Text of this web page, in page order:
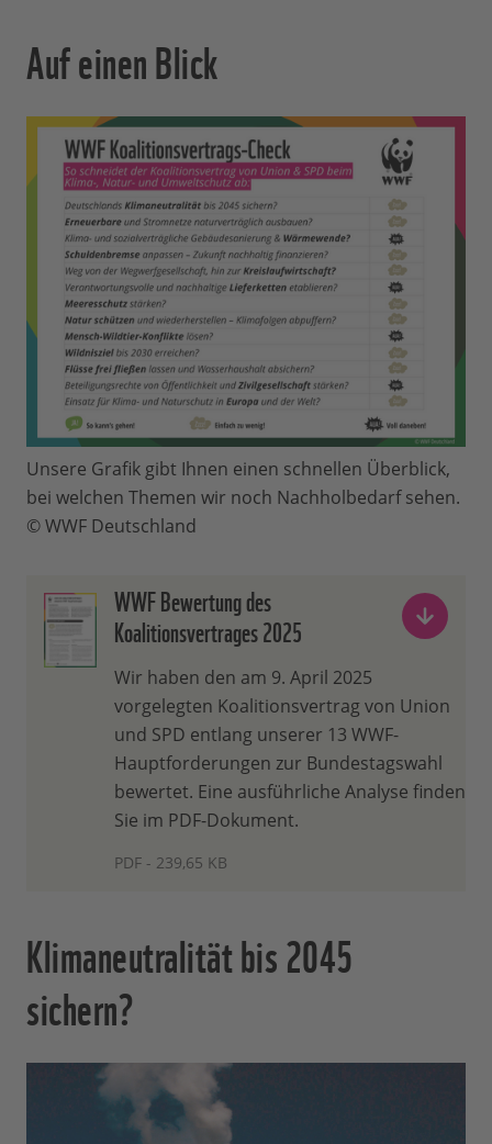
Auf einen Blick
Unsere Grafik gibt Ihnen einen schnellen Überblick,
bei welchen Themen wir noch Nachholbedarf sehen.
© WWF Deutschland
WWF Bewertung des
Koalitionsvertrages 2025
Wir haben den am 9. April 2025
vorgelegten Koalitionsvertrag von Union
und SPD entlang unserer 13 WWF-
Hauptforderungen zur Bundestagswahl
bewertet. Eine ausführliche Analyse finden
Sie im PDF-Dokument.
PDF - 239,65 KB
Klimaneutralität bis 2045
sichern?